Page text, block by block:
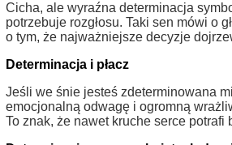
Cicha, ale wyraźna determinacja
potrzebuje rozgłosu. Taki sen mówi o
o tym, że najważniejsze decyzje
Determinacja i płacz
Jeśli we śnie jesteś zdeterminowana
emocjonalną odwagę i ogromną
To znak, że nawet kruche serce potrafi